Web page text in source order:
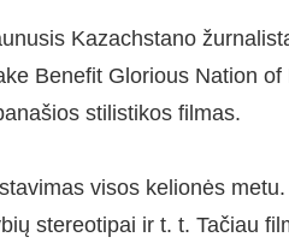
Kazachstano
Benefit Glorious Nation
stilistikos filmas.
visos kelionės
stereotipai ir t. t. Tačiau